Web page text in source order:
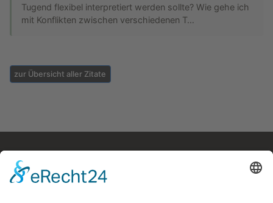
Tugend flexibel interpretiert werden sollte? Wie gehe ich
mit Konflikten zwischen verschiedenen T…
zur Übersicht aller Zitate
Kostenloses E-Book
Memento Mori